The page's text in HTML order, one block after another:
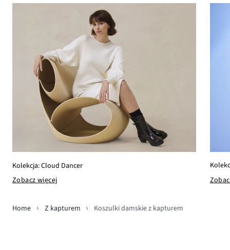
Kolekcja: Cloud Dancer
Zobacz więcej
Home Z kapturem Koszulki damskie z kapturem